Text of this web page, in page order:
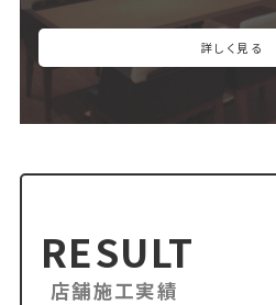
詳しく見る
RESULT
店舗施工実績